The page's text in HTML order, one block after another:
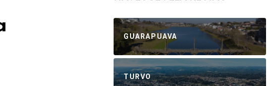
GUARAPUAVA
TURVO